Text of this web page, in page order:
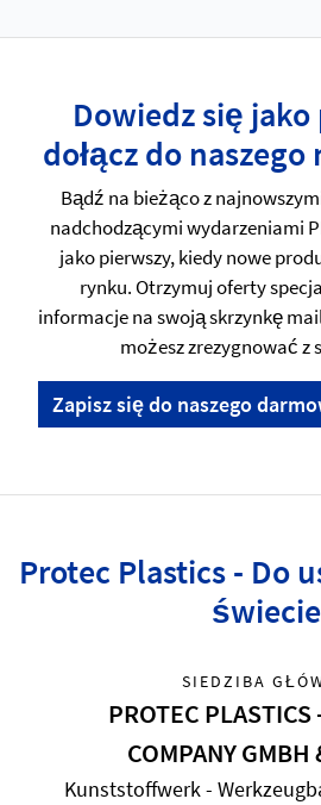
Dowiedz się
dołącz do
Bądź na bieżąco z
nadchodzącymi wydarzeniami
jako pierwszy, kiedy nowe
rynku. Otrzymuj oferty
informacje na swoją skrzynkę
możesz zrezygnować z
Zapisz się do naszego
Protec Plastics - Do
świecie
SIEDZIBA
PROTEC PLASTICS
COMPANY GMBH
Kunststoffwerk -